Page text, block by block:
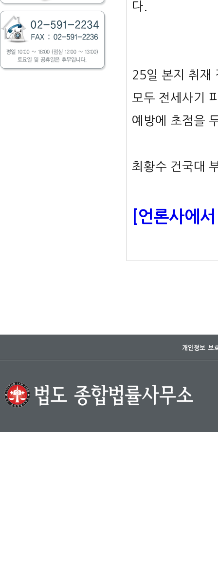
다.
25일 본지 취재
모두 전세사기
예방에 초점을
최황수 건국대
[언론사에